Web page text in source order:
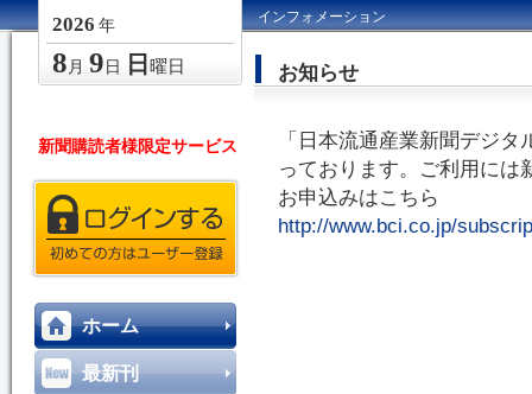
2026 年
8 月 9 日 日 曜日
インフォメーション
新聞購読者様限定サービス
ホーム
最新刊
お知らせ
「日本流通産業新聞デジ
っております。ご利用には
お申込みはこちら
http://www.bci.co.jp/